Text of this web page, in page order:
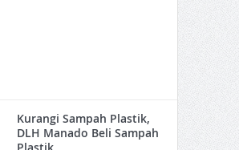
Kurangi Sampah Plastik,
DLH Manado Beli Sampah